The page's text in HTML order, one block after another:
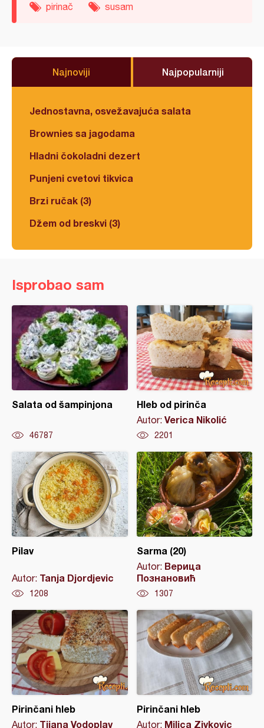
pirinač
susam
Najnoviji Najpopularniji
Jednostavna, osvežavajuća salata
Brownies sa jagodama
Hladni čokoladni dezert
Punjeni cvetovi tikvica
Brzi ručak (3)
Džem od breskvi (3)
Isprobao sam
Salata od šampinjona
46787
Hleb od pirinča
Autor: Verica Nikolić
2201
Pilav
Autor: Tanja Djordjevic
1208
Sarma (20)
Autor: Верица
Познановић
1307
Pirinčani hleb
Autor: Tijana Vodoplav
Pirinčani hleb
Autor: Milica Zivkovic